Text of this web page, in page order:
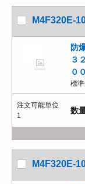
M4F320E-
防
３
０
標
注文可能単位
1
数
M4F320E-